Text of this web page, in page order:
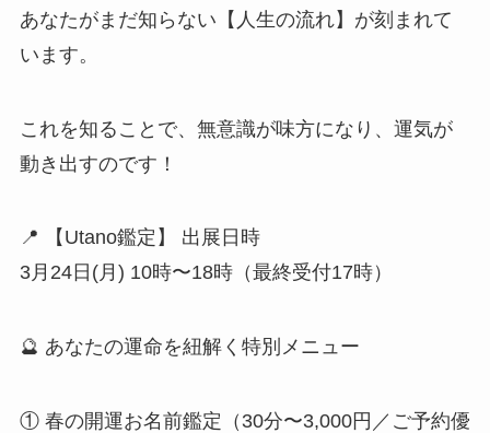
あなたがまだ知らない【人生の流れ】が刻まれて
います。
これを知ることで、無意識が味方になり、運気が
動き出すのです！
📍 【Utano鑑定】 出展日時
3月24日(月) 10時〜18時（最終受付17時）
🔮 あなたの運命を紐解く特別メニュー
① 春の開運お名前鑑定（30分〜3,000円／ご予約優